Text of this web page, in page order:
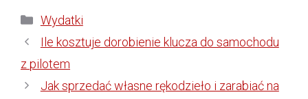
Kategorie
Wydatki
Ile kosztuje dorobienie klucza do samochodu
z pilotem
Jak sprzedać własne rękodzieło i zarabiać na